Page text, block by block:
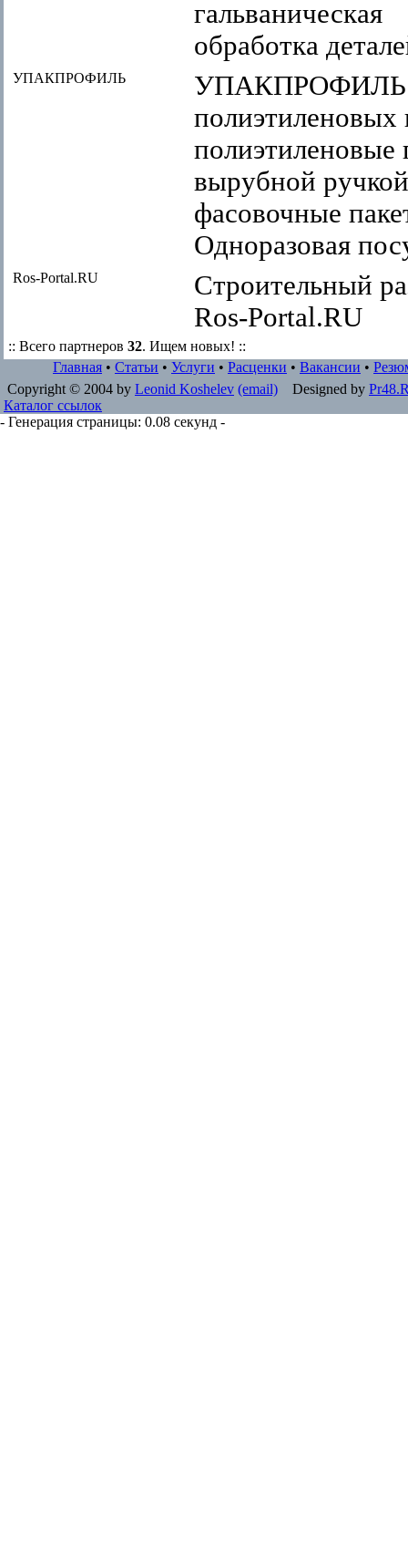
гальваническая
обработка
УПАКПРОФИЛЬ
УПАКПРОФИЛЬ.
полиэтиленовых
полиэтиленовые
вырубной
фасовочные
Одноразовая
Ros-Portal.RU
Строительный
Ros-Portal.RU
:: Всего партнеров 32. Ищем новых! ::
Главная • Статьи • Услуги • Расценки • Вакансии •
Copyright © 2004 by Leonid Koshelev (email) Designed by
Каталог ссылок
- Генерация страницы: 0.08 секунд -